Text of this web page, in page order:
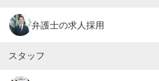
弁護士の求人採用
スタッフ